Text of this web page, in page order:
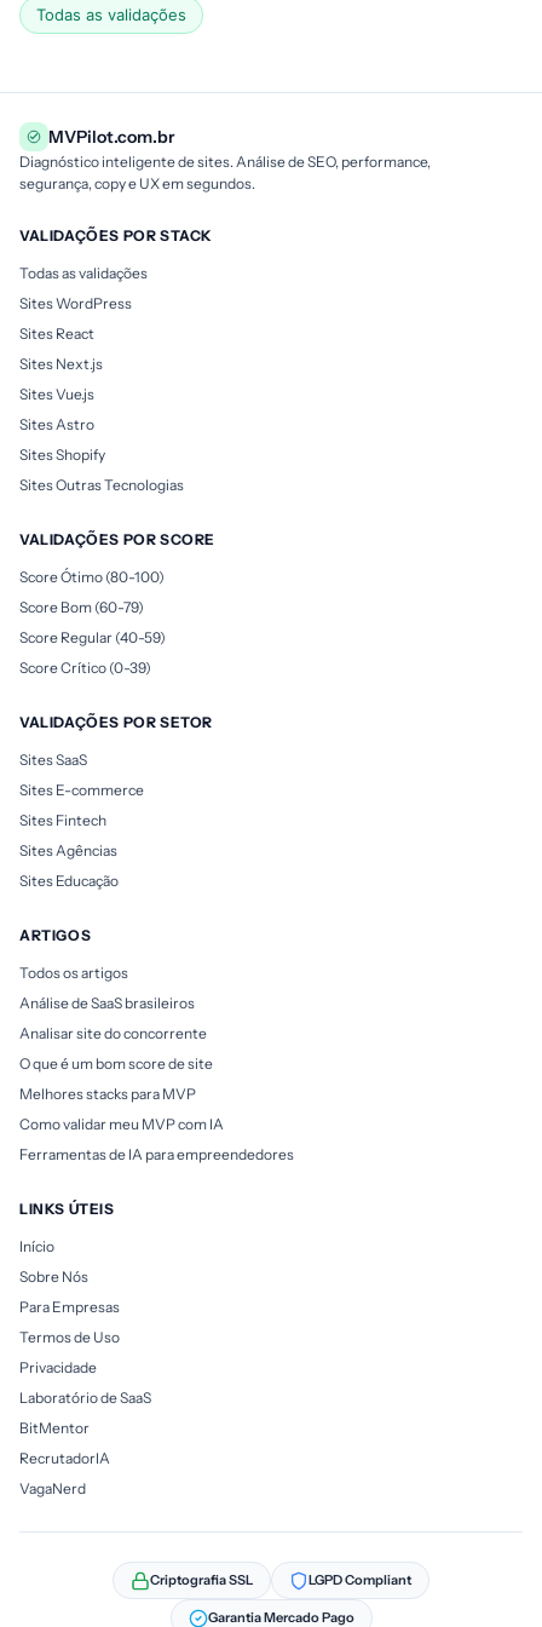
Todas as validações
MVPilot.com.br
Diagnóstico inteligente de sites. Análise de SEO, performance,
segurança, copy e UX em segundos.
VALIDAÇÕES POR STACK
Todas as validações
Sites WordPress
Sites React
Sites Next.js
Sites Vue.js
Sites Astro
Sites Shopify
Sites Outras Tecnologias
VALIDAÇÕES POR SCORE
Score Ótimo (80-100)
Score Bom (60-79)
Score Regular (40-59)
Score Crítico (0-39)
VALIDAÇÕES POR SETOR
Sites SaaS
Sites E-commerce
Sites Fintech
Sites Agências
Sites Educação
ARTIGOS
Todos os artigos
Análise de SaaS brasileiros
Analisar site do concorrente
O que é um bom score de site
Melhores stacks para MVP
Como validar meu MVP com IA
Ferramentas de IA para empreendedores
LINKS ÚTEIS
Início
Sobre Nós
Para Empresas
Termos de Uso
Privacidade
Laboratório de SaaS
BitMentor
RecrutadorIA
VagaNerd
Criptografia SSL LGPD Compliant
Garantia Mercado Pago